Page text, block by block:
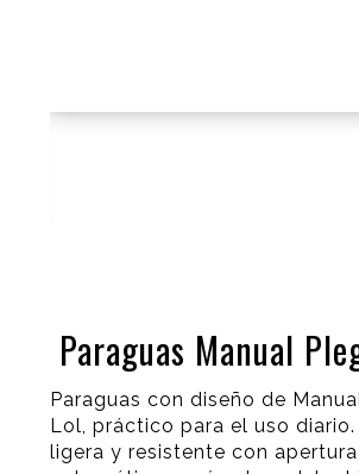
Paraguas Manual
Paraguas con diseño de
Lol, práctico para el uso
ligera y resistente con